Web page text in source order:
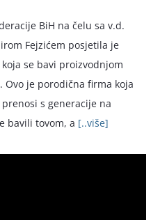
BiH na čelu sa v.d.
Fejzićem posjetila je
se bavi proizvodnjom
Ovo je porodična firma koja
s generacije na
bavili tovom, a [..više]